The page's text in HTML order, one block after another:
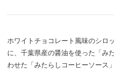
ホワイトチョコレート風味のシロ
に、千葉県産の醤油を使った「み
わせた「みたらしコーヒーソース